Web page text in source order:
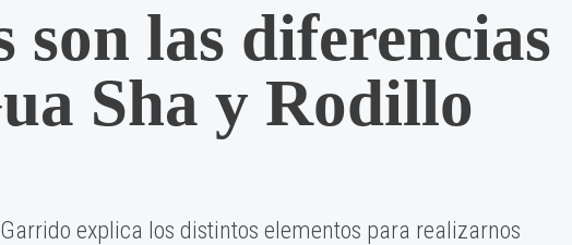
son las diferencias
Sha y Rodillo
explica los distintos elementos para realizarnos